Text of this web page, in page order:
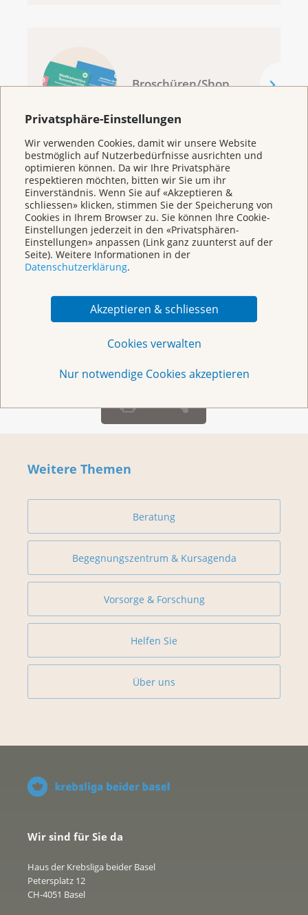
Privatsphäre-Einstellungen
Wir verwenden Cookies, damit wir unsere Website
bestmöglich auf Nutzerbedürfnisse ausrichten und
optimieren können. Da wir Ihre Privatsphäre
respektieren möchten, bitten wir Sie um ihr
Einverständnis. Wenn Sie auf «Akzeptieren &
schliessen» klicken, stimmen Sie der Speicherung von
Cookies in Ihrem Browser zu. Sie können Ihre Cookie-
Einstellungen jederzeit in den «Privatsphären-
Einstellungen» anpassen (Link ganz zuunterst auf der
Seite). Weitere Informationen in der
Datenschutzerklärung.
Akzeptieren & schliessen
Cookies verwalten
Nur notwendige Cookies akzeptieren
Broschüren/Shop
KrebsInfo
0800 11 88 11
Montag – Freitag: 10 – 18 Uhr
E-Mail
mailto:krebsinfo@krebsliga.ch
KrebsInfo
Montag – Freitag: 10 – 18 Uhr
Weitere Themen
Beratung
Begegnungszentrum & Kursagenda
Vorsorge & Forschung
Helfen Sie
Über uns
Wir sind für Sie da
Haus der Krebsliga beider Basel
Petersplatz 12
CH-4051 Basel